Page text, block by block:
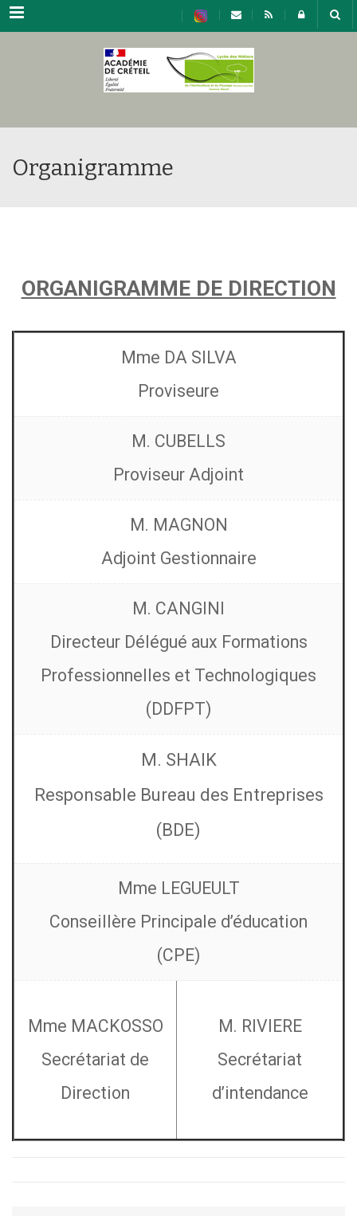
Menu
Organigramme
ORGANIGRAMME DE DIRECTION
Mme DA SILVA
Proviseure
M. CUBELLS
Proviseur Adjoint
M. MAGNON
Adjoint Gestionnaire
M. CANGINI
Directeur Délégué aux Formations
Professionnelles et Technologiques
(DDFPT)
M. SHAIK
Responsable Bureau des Entreprises
(BDE)
Mme LEGUEULT
Conseillère Principale d’éducation
(CPE)
Mme MACKOSSO
Secrétariat de
Direction
M. RIVIERE
Secrétariat
d’intendance